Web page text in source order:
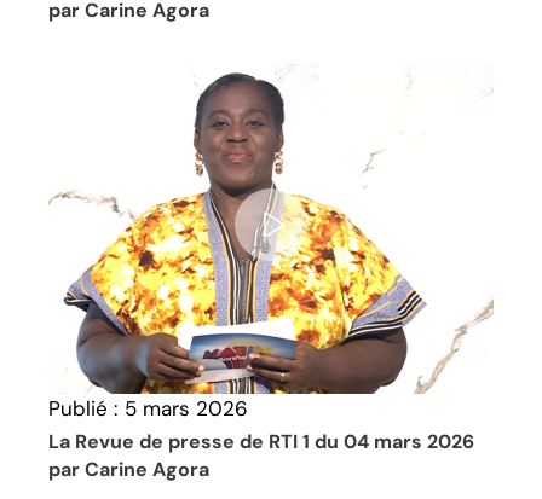
par Carine Agora
Publié : 5 mars 2026
La Revue de presse de RTI 1 du 04 mars 2026
par Carine Agora